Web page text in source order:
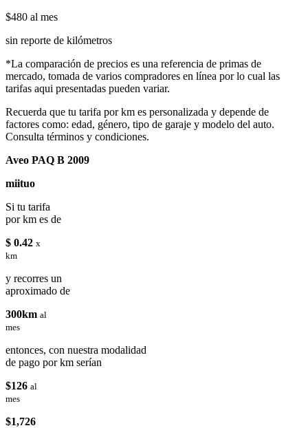
$480 al mes
sin reporte de kilómetros
*La comparación de precios es una referencia de primas de
mercado, tomada de varios compradores en línea por lo cual las
tarifas aqui presentadas pueden variar.
Recuerda que tu tarifa por km es personalizada y depende de
factores como: edad, género, tipo de garaje y modelo del auto.
Consulta términos y condiciones.
Aveo PAQ B 2009
miituo
Si tu tarifa
por km es de
$ 0.42 x
km
y recorres un
aproximado de
300km al
mes
entonces, con nuestra modalidad
de pago por km serían
$126 al
mes
$1,726